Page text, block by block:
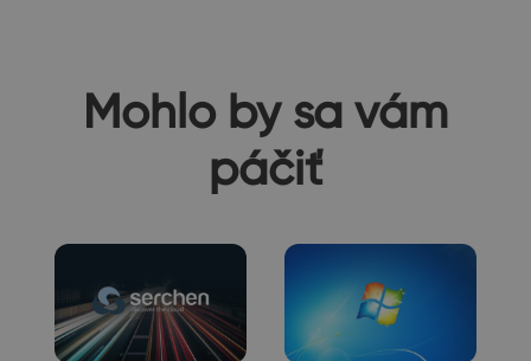
Mohlo by sa vám
páčiť